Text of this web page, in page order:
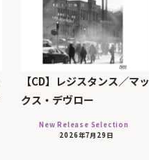
【CD】レジスタンス／マッ
クス・デヴロー
New Release Selection
2026年7月29日